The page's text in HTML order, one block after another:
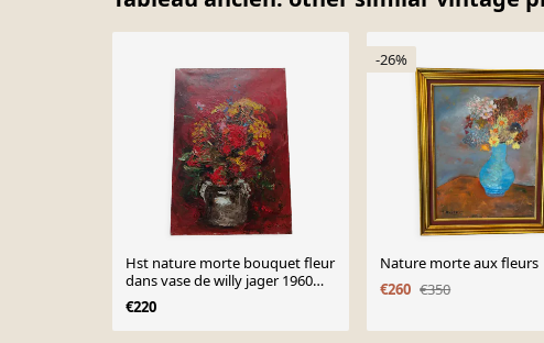
Hst nature morte bouquet fleur
dans vase de willy jager 1960
allemagne 1960
€220
-26%
Nature morte aux fleurs
€260 €350